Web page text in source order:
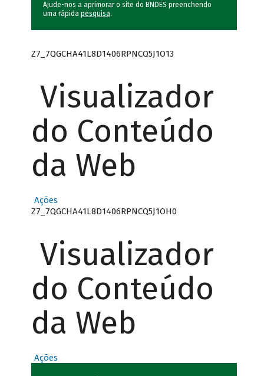
Ajude-nos a aprimorar o site do BNDES preenchendo
uma rápida pesquisa.
Z7_7QGCHA41L8D1406RPNCQ5J1O13
Visualizador
do Conteúdo
da Web
Ações
Z7_7QGCHA41L8D1406RPNCQ5J1OH0
Visualizador
do Conteúdo
da Web
Ações